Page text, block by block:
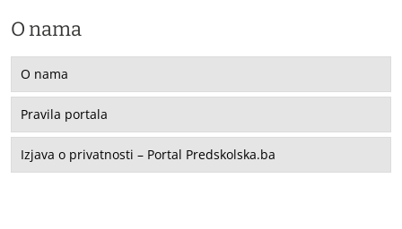
O nama
O nama
Pravila portala
Izjava o privatnosti – Portal Predskolska.ba